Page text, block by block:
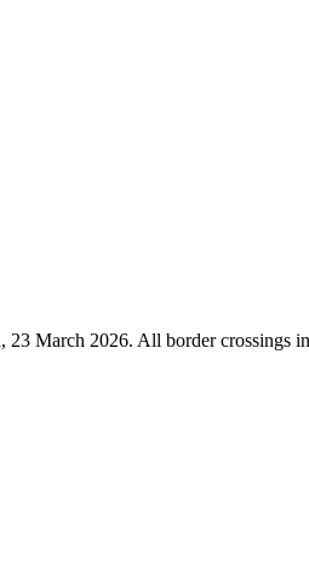
23 March 2026. All border crossings in